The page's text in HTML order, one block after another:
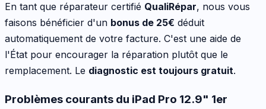
En tant que réparateur certifié QualiRépar, nous vous
faisons bénéficier d'un bonus de 25€ déduit
automatiquement de votre facture. C'est une aide de
l'État pour encourager la réparation plutôt que le
remplacement. Le diagnostic est toujours gratuit.
Problèmes courants du iPad Pro 12.9" 1er